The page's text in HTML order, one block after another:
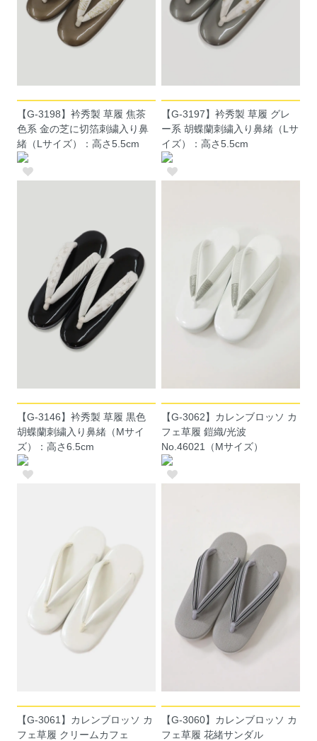
【G-3198】衿秀製 草履 焦茶
色系 金の芝に切箔刺繍入り鼻
緒（Lサイズ）：高さ5.5cm
【G-3197】衿秀製 草履 グレ
ー系 胡蝶蘭刺繍入り鼻緒（Lサ
イズ）：高さ5.5cm
【G-3146】衿秀製 草履 黒色
胡蝶蘭刺繍入り鼻緒（Mサイ
ズ）：高さ6.5cm
【G-3062】カレンブロッソ カ
フェ草履 鎧織/光波
No.46021（Mサイズ）
【G-3061】カレンブロッソ カ
フェ草履 クリームカフェ
【G-3060】カレンブロッソ カ
フェ草履 花緒サンダル